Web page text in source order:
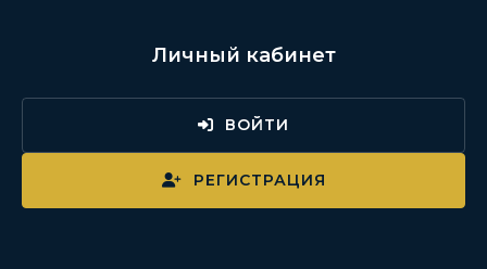
Личный кабинет
ВОЙТИ
РЕГИСТРАЦИЯ